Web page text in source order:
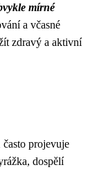
mírné
a včasné
zdravý a aktivní
často projevuje
dospělí